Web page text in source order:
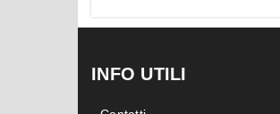
INFO UTILI